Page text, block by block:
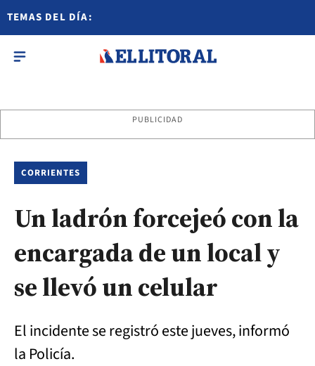
TEMAS DEL DÍA:
PUBLICIDAD
CORRIENTES
Un ladrón forcejeó con la
encargada de un local y
se llevó un celular
El incidente se registró este jueves, informó
la Policía.